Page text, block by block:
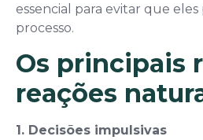
essencial para evitar que
processo.
Os principais
reações
1. Decisões impulsivas